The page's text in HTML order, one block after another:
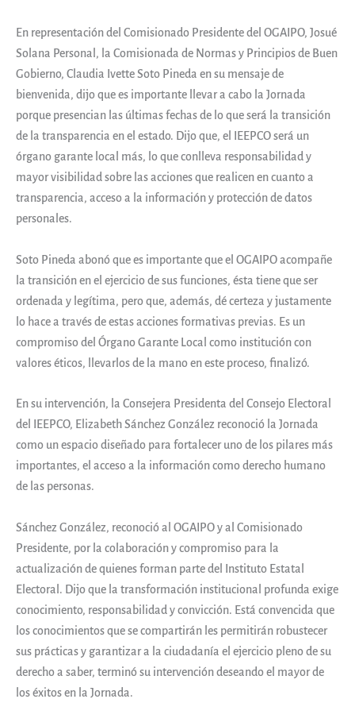
En representación del Comisionado Presidente del OGAIPO, Josué
Solana Personal, la Comisionada de Normas y Principios de Buen
Gobierno, Claudia Ivette Soto Pineda en su mensaje de
bienvenida, dijo que es importante llevar a cabo la Jornada
porque presencian las últimas fechas de lo que será la transición
de la transparencia en el estado. Dijo que, el IEEPCO será un
órgano garante local más, lo que conlleva responsabilidad y
mayor visibilidad sobre las acciones que realicen en cuanto a
transparencia, acceso a la información y protección de datos
personales.
Soto Pineda abonó que es importante que el OGAIPO acompañe
la transición en el ejercicio de sus funciones, ésta tiene que ser
ordenada y legítima, pero que, además, dé certeza y justamente
lo hace a través de estas acciones formativas previas. Es un
compromiso del Órgano Garante Local como institución con
valores éticos, llevarlos de la mano en este proceso, finalizó.
En su intervención, la Consejera Presidenta del Consejo Electoral
del IEEPCO, Elizabeth Sánchez González reconoció la Jornada
como un espacio diseñado para fortalecer uno de los pilares más
importantes, el acceso a la información como derecho humano
de las personas.
Sánchez González, reconoció al OGAIPO y al Comisionado
Presidente, por la colaboración y compromiso para la
actualización de quienes forman parte del Instituto Estatal
Electoral. Dijo que la transformación institucional profunda exige
conocimiento, responsabilidad y convicción. Está convencida que
los conocimientos que se compartirán les permitirán robustecer
sus prácticas y garantizar a la ciudadanía el ejercicio pleno de su
derecho a saber, terminó su intervención deseando el mayor de
los éxitos en la Jornada.